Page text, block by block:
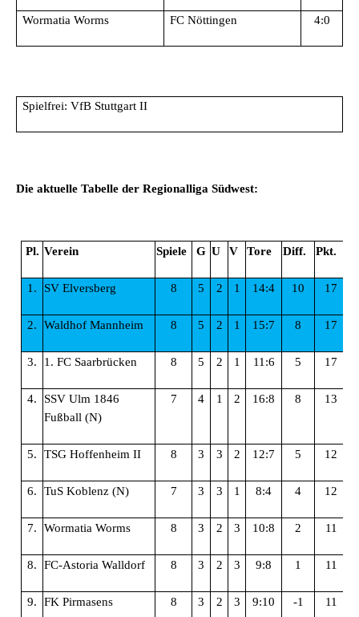
Wormatia Worms FC Nöttingen 4:0
Spielfrei: VfB Stuttgart II
Die aktuelle Tabelle der Regionalliga Südwest:
Pl. Verein Spiele G U V Tore Diff. Pkt.
1. SV Elversberg 8 5 2 1 14:4 10 17
2. Waldhof Mannheim 8 5 2 1 15:7 8 17
3. 1. FC Saarbrücken 8 5 2 1 11:6 5 17
4.
SSV Ulm 1846
Fußball (N)
7 4 1 2 16:8 8 13
5. TSG Hoffenheim II 8 3 3 2 12:7 5 12
6. TuS Koblenz (N) 7 3 3 1 8:4 4 12
7. Wormatia Worms 8 3 2 3 10:8 2 11
8. FC-Astoria Walldorf 8 3 2 3 9:8 1 11
9. FK Pirmasens 8 3 2 3 9:10 -1 11